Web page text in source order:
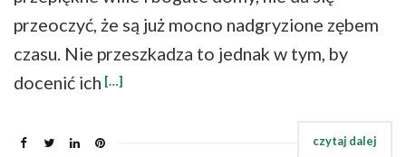
przeoczyć, że są już mocno nadgryzione zębem
czasu. Nie przeszkadza to jednak w tym, by
docenić ich […]